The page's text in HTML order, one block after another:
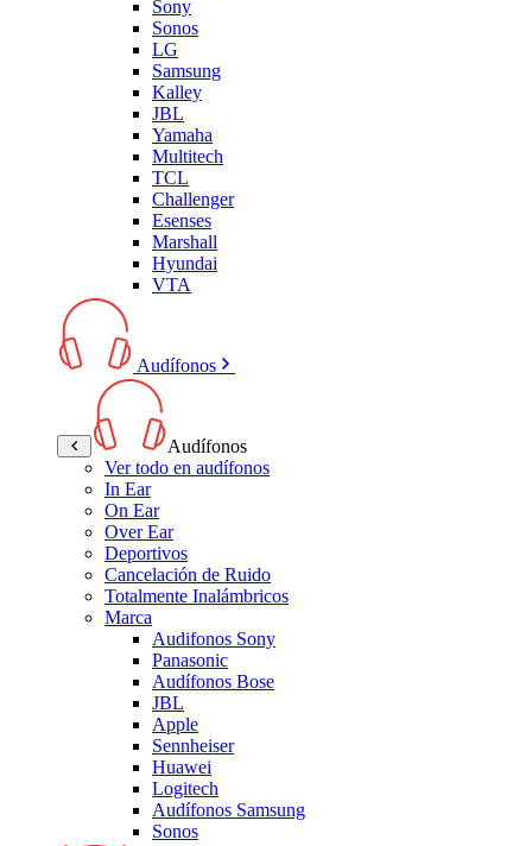
Sony
Sonos
LG
Samsung
Kalley
JBL
Yamaha
Multitech
TCL
Challenger
Esenses
Marshall
Hyundai
VTA
Audífonos
Audífonos
Ver todo en audífonos
In Ear
On Ear
Over Ear
Deportivos
Cancelación de Ruido
Totalmente Inalámbricos
Marca
Audifonos Sony
Panasonic
Audífonos Bose
JBL
Apple
Sennheiser
Huawei
Logitech
Audífonos Samsung
Sonos